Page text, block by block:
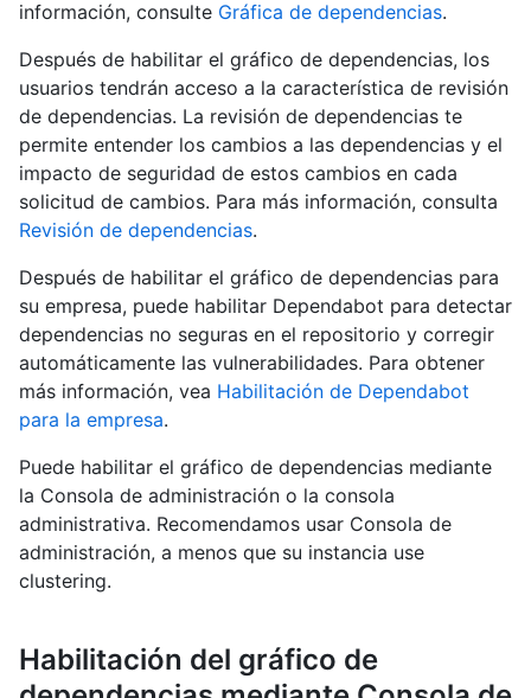
información, consulte Gráfica de dependencias.
Después de habilitar el gráfico de dependencias, los
usuarios tendrán acceso a la característica de revisión
de dependencias. La revisión de dependencias te
permite entender los cambios a las dependencias y el
impacto de seguridad de estos cambios en cada
solicitud de cambios. Para más información, consulta
Revisión de dependencias.
Después de habilitar el gráfico de dependencias para
su empresa, puede habilitar Dependabot para detectar
dependencias no seguras en el repositorio y corregir
automáticamente las vulnerabilidades. Para obtener
más información, vea Habilitación de Dependabot
para la empresa.
Puede habilitar el gráfico de dependencias mediante
la Consola de administración o la consola
administrativa. Recomendamos usar Consola de
administración, a menos que su instancia use
clustering.
Habilitación del gráfico de